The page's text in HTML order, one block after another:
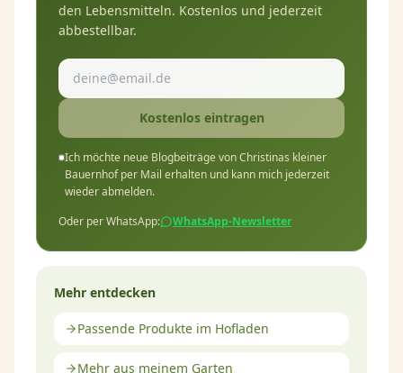
den Lebensmitteln. Kostenlos und jederzeit
abbestellbar.
Kostenlos eintragen
Ich möchte neue Blogbeiträge von Christinas kleiner
Bauernhof per Mail erhalten und kann mich jederzeit
wieder abmelden.
Oder per WhatsApp:
WhatsApp-Newsletter
Mehr entdecken
Passende Produkte im Hofladen
Mehr aus meinem Garten